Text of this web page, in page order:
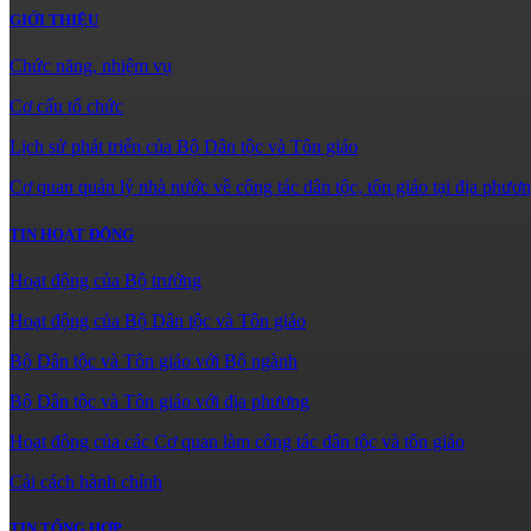
GIỚI THIỆU
Chức năng, nhiệm vụ
Cơ cấu tổ chức
Lịch sử phát triển của Bộ Dân tộc và Tôn giáo
Cơ quan quản lý nhà nước về công tác dân tộc, tôn giáo tại địa
TIN HOẠT ĐỘNG
Hoạt động của Bộ trưởng
Hoạt động của Bộ Dân tộc và Tôn giáo
Bộ Dân tộc và Tôn giáo với Bộ ngành
Bộ Dân tộc và Tôn giáo với địa phương
Hoạt động của các Cơ quan làm công tác dân tộc và tôn giáo
Cải cách hành chính